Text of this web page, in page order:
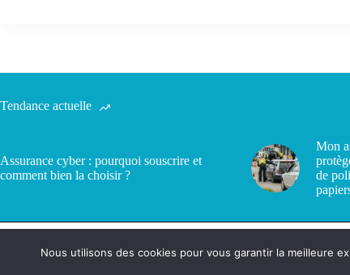
Tendance actuelle
Assurance cyber : pourquoi souscrire et
comment bien la choisir ?
Mon
de
Nous utilisons des cookies pour vous garantir la meilleure